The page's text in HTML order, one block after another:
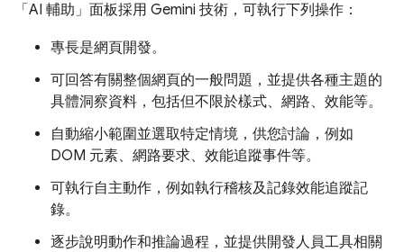
「AI 輔助」 面板採用 Gemini 技術，可執行下列操作：
專長是網頁開發。
可回答有關整個網頁的一般問題，並提供各種主題的
具體洞察資料，包括但不限於樣式、網路、效能等。
自動縮小範圍並選取特定情境，供您討論，例如
DOM 元素、網路要求、效能追蹤事件等。
可執行自主動作，例如執行稽核及記錄效能追蹤記
錄。
逐步說明動作和推論過程，並提供開發人員工具相關